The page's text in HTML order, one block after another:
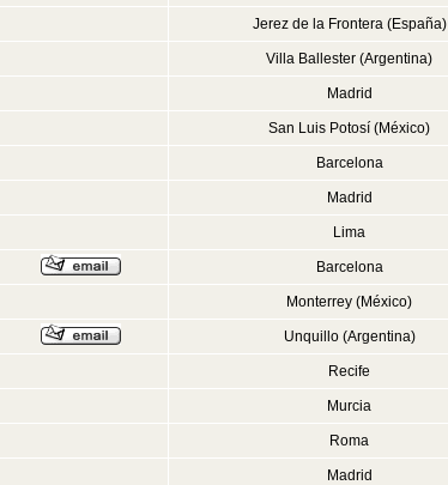
Jerez de la Frontera (España)
Villa Ballester (Argentina)
Madrid
San Luis Potosí (México)
Barcelona
Madrid
Lima
Barcelona
Monterrey (México)
Unquillo (Argentina)
Recife
Murcia
Roma
Madrid